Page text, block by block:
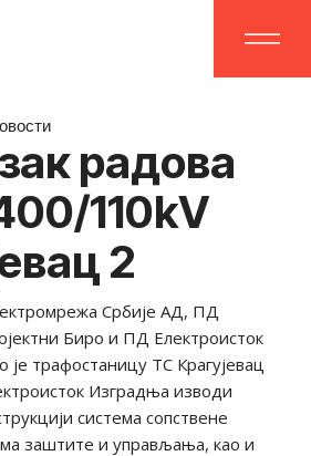
радова
110kV
2
Србије АД, ПД
Биро и ПД Електроисток
трафостаницу ТС Крагујевац
Изградња изводи
система сопствене
заштите и управљања, као и